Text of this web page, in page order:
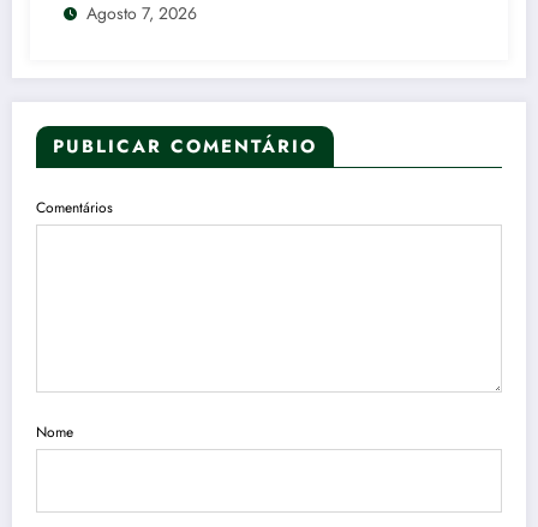
Agosto 7, 2026
PUBLICAR COMENTÁRIO
Comentários
Nome